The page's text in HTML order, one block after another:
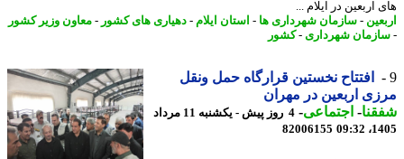
اربعین در ایلام ...
-سازمان شهرداری ها - استان ایلام -دهیاری های کشور-معاون وزیر کشور
شهرداری- کشور
افتتاح نخستین قرارگاه حمل ونقل
اربعین در مهران
-اجتماعی-
4 روز پیش - یکشنبه 11 مرداد
82006155